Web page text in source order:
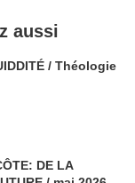
aussi
/ Théologie
DE LA